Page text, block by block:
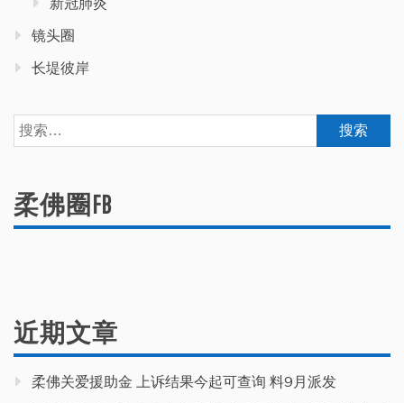
镜头圈
长堤彼岸
搜
索：
柔佛圈FB
近期文章
柔佛关爱援助金 上诉结果今起可查询 料9月派发